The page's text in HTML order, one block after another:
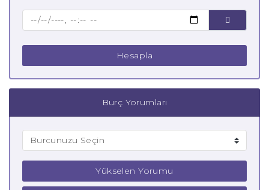
Hesapla
Burç Yorumları
Yükselen Yorumu